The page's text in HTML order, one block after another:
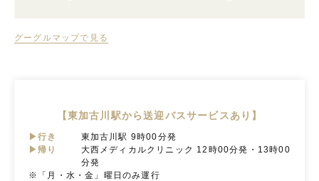
グーグルマップで見る
【東加古川駅から送迎バスサービスあり】
▶行き
東加古川駅 9時00分発
▶帰り
大西メディカルクリニック 12時00分発・13時00
分発
※「月・水・金」曜日のみ運行